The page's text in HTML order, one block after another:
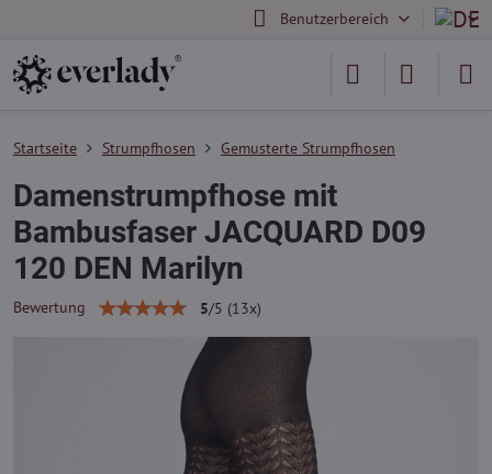
Benutzerbereich
Startseite Strumpfhosen Gemusterte Strumpfhosen
Damenstrumpfhose mit
Bambusfaser JACQUARD D09
120 DEN Marilyn
Bewertung 5/5 (13x)